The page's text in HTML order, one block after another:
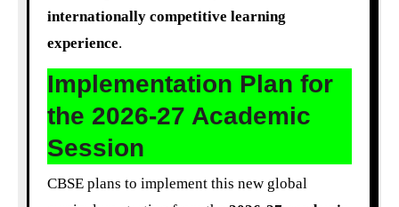
internationally competitive learning
experience.
Implementation Plan for
the 2026-27 Academic
Session
CBSE plans to implement this new global